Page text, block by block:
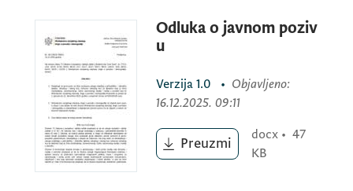
Odluka o javnom poziv
u
Verzija 1.0 • Objavljeno:
16.12.2025. 09:11
Preuzmi
docx • 47
KB